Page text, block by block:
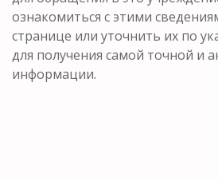
ознакомиться с этими
странице или уточнить их по
для получения самой точной и
информации.